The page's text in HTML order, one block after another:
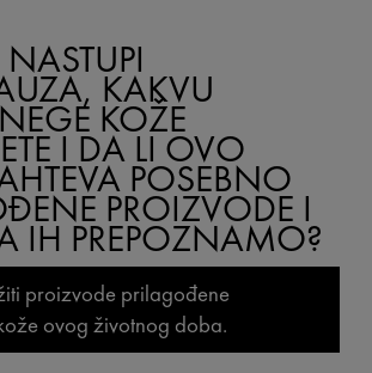
KAKVU
KOŽE
I DA LI OVO
POSEBNO
PROIZVODE I
IH PREPOZNAMO?
proizvode prilagođene
ovog životnog doba.